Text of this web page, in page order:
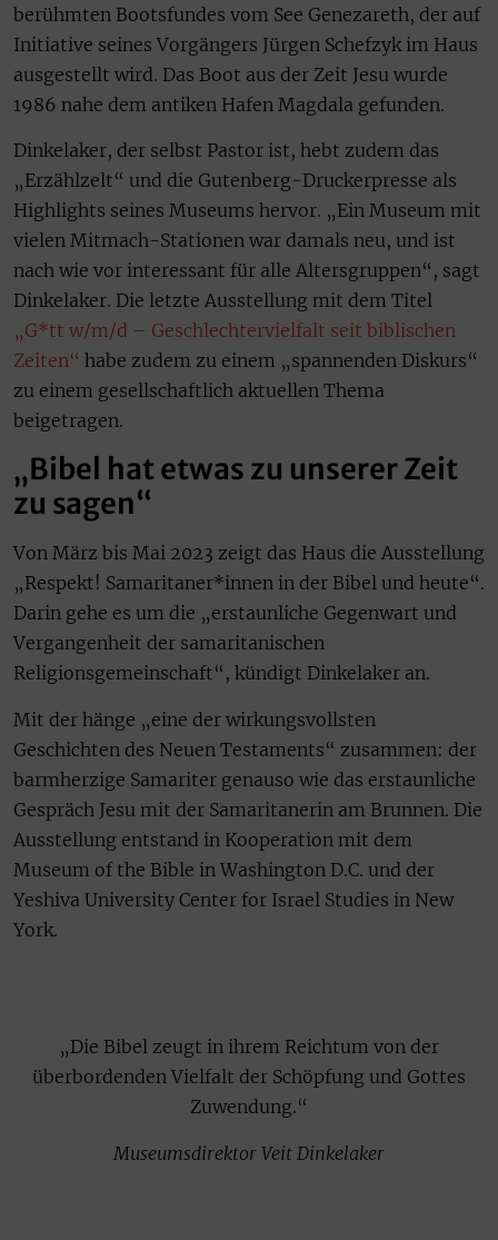
berühmten Bootsfundes vom See Genezareth, der auf
Initiative seines Vorgängers Jürgen Schefzyk im Haus
ausgestellt wird. Das Boot aus der Zeit Jesu wurde
1986 nahe dem antiken Hafen Magdala gefunden.
Dinkelaker, der selbst Pastor ist, hebt zudem das
„Erzählzelt“ und die Gutenberg-Druckerpresse als
Highlights seines Museums hervor. „Ein Museum mit
vielen Mitmach-Stationen war damals neu, und ist
nach wie vor interessant für alle Altersgruppen“, sagt
Dinkelaker. Die letzte Ausstellung mit dem Titel
„G*tt w/m/d – Geschlechtervielfalt seit biblischen
Zeiten“ habe zudem zu einem „spannenden Diskurs“
zu einem gesellschaftlich aktuellen Thema
beigetragen.
„Bibel hat etwas zu unserer Zeit
zu sagen“
Von März bis Mai 2023 zeigt das Haus die Ausstellung
„Respekt! Samaritaner*innen in der Bibel und heute“.
Darin gehe es um die „erstaunliche Gegenwart und
Vergangenheit der samaritanischen
Religionsgemeinschaft“, kündigt Dinkelaker an.
Mit der hänge „eine der wirkungsvollsten
Geschichten des Neuen Testaments“ zusammen: der
barmherzige Samariter genauso wie das erstaunliche
Gespräch Jesu mit der Samaritanerin am Brunnen. Die
Ausstellung entstand in Kooperation mit dem
Museum of the Bible in Washington D.C. und der
Yeshiva University Center for Israel Studies in New
York.
„Die Bibel zeugt in ihrem Reichtum von der
überbordenden Vielfalt der Schöpfung und Gottes
Zuwendung.“
Museumsdirektor Veit Dinkelaker